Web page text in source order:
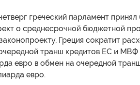
греческий парламент
о среднесрочной бюджетной
Греция сократит
транш кредитов ЕС и МВФ
евро в обмен на очередной
евро.